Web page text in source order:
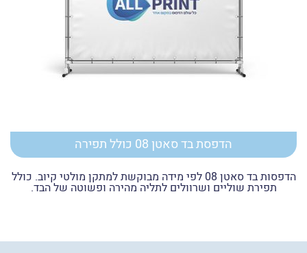
הדפסת בד סאטן 08 כולל תפירה
הדפסות בד סאטן 08 לפי מידה מבוקשת למתקן מולטי קיוב. כולל
תפירת שוליים ושרוולים לתליה מהירה ופשוטה של הבד.